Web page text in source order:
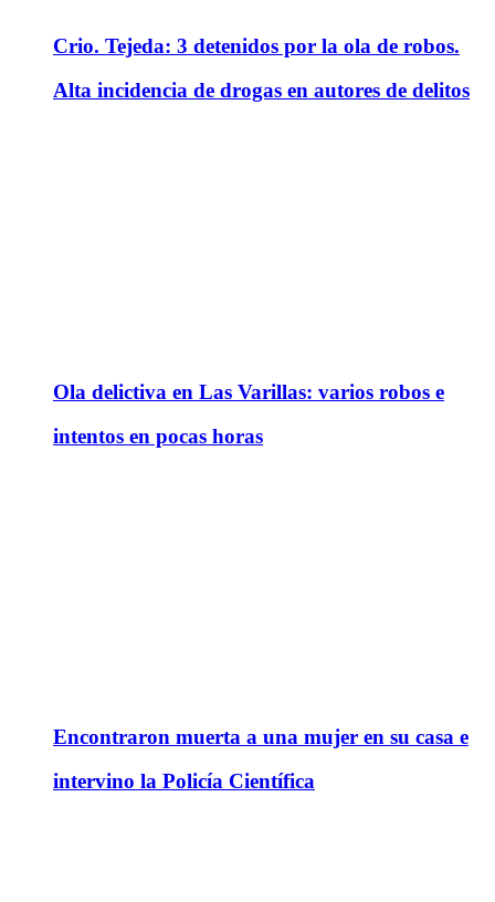
Crio. Tejeda: 3 detenidos por la ola de robos.
Alta incidencia de drogas en autores de delitos
Ola delictiva en Las Varillas: varios robos e
intentos en pocas horas
Encontraron muerta a una mujer en su casa e
intervino la Policía Científica